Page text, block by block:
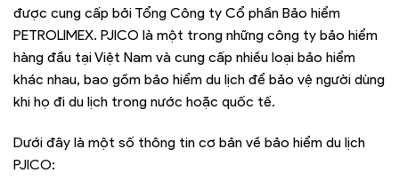
được cung cấp bởi Tổng Công ty Cổ phần Bảo hiểm
PETROLIMEX. PJICO là một trong những công ty bảo hiểm
hàng đầu tại Việt Nam và cung cấp nhiều loại bảo hiểm
khác nhau, bao gồm bảo hiểm du lịch để bảo vệ người dùng
khi họ đi du lịch trong nước hoặc quốc tế.
Dưới đây là một số thông tin cơ bản về bảo hiểm du lịch
PJICO: